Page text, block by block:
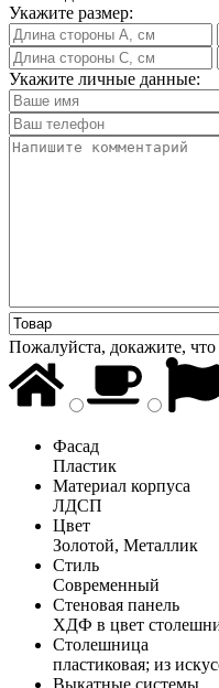
Укажите размер:
Укажите личные данные:
Пожалуйста, докажите,
Фасад
Пластик
Материал корпуса
ЛДСП
Цвет
Золотой, Металлик
Стиль
Современный
Стеновая панель
ХДФ в цвет
Столешница
пластиковая; из
Выкатные системы